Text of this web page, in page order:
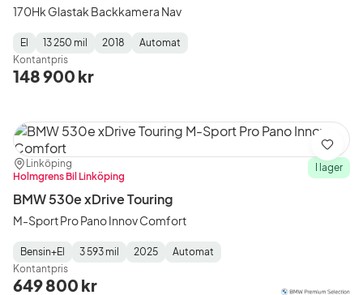
170Hk Glastak Backkamera Nav
Fuel
Type:
El
Mätarställning
13 250 mil
Model
Year:
2018
Gearbox
Type:
Automat
Kontantpris
148 900 kr
Plats:
Linköping
Återförsäljare:
Holmgrens Bil Linköping
I lager
BMW 530e xDrive Touring
M-Sport Pro Pano Innov Comfort
Fuel
Type:
Bensin+El
Mätarställning:
3 593 mil
Model
Year:
2025
Gearbox
Type:
Automat
Kontantpris
649 800 kr
Spara